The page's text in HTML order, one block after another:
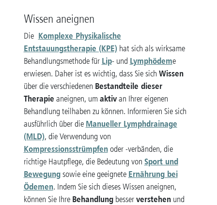
Wissen aneignen
Die Komplexe Physikalische
Entstauungstherapie (KPE)hat sich als wirksame
Behandlungsmethode für Lip- und Lymphödeme
erwiesen. Daher ist es wichtig, dass Sie sich Wissen
über die verschiedenen Bestandteile dieser
Therapie aneignen, um aktivan Ihrer eigenen
Behandlung teilhaben zu können. Informieren Sie sich
ausführlich über die Manueller Lymphdrainage
(MLD), die Verwendung von
Kompressionsstrümpfenoder -verbänden, die
richtige Hautpflege, die Bedeutung von Sport und
Bewegungsowie eine geeignete Ernährung bei
Ödemen. Indem Sie sich dieses Wissen aneignen,
können Sie Ihre Behandlungbesserverstehenund